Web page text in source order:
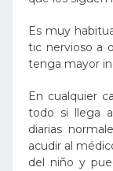
Es muy
tic nervioso a
tenga mayor
En cualquier
todo si llega
diarias
acudir al
del niño y